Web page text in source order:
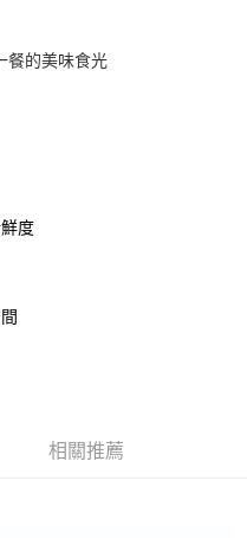
，將跳轉至「AFTEE先享後付」
可完成結帳。
訊。
視為交易完成。
，但若您需要取消訂單，請聯絡
結帳頁面顯示為準，若有關於
疑問，請聯繫「AFTEE先享後付
support/home
AFTEE先享後付」服務完成之交
，並將交易相關給付款項請求債
起之損失，本公司不負相關責
費
餐的美味食光
度
相關推薦